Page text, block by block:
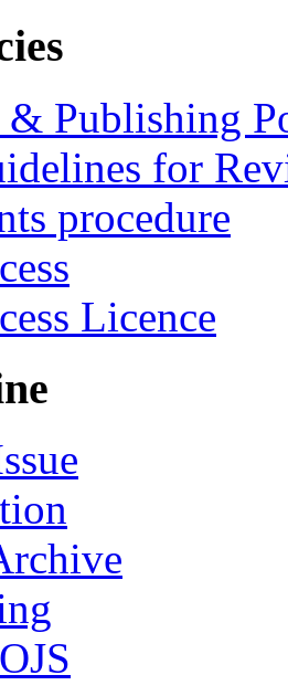
Publishing
for
procedure
Licence